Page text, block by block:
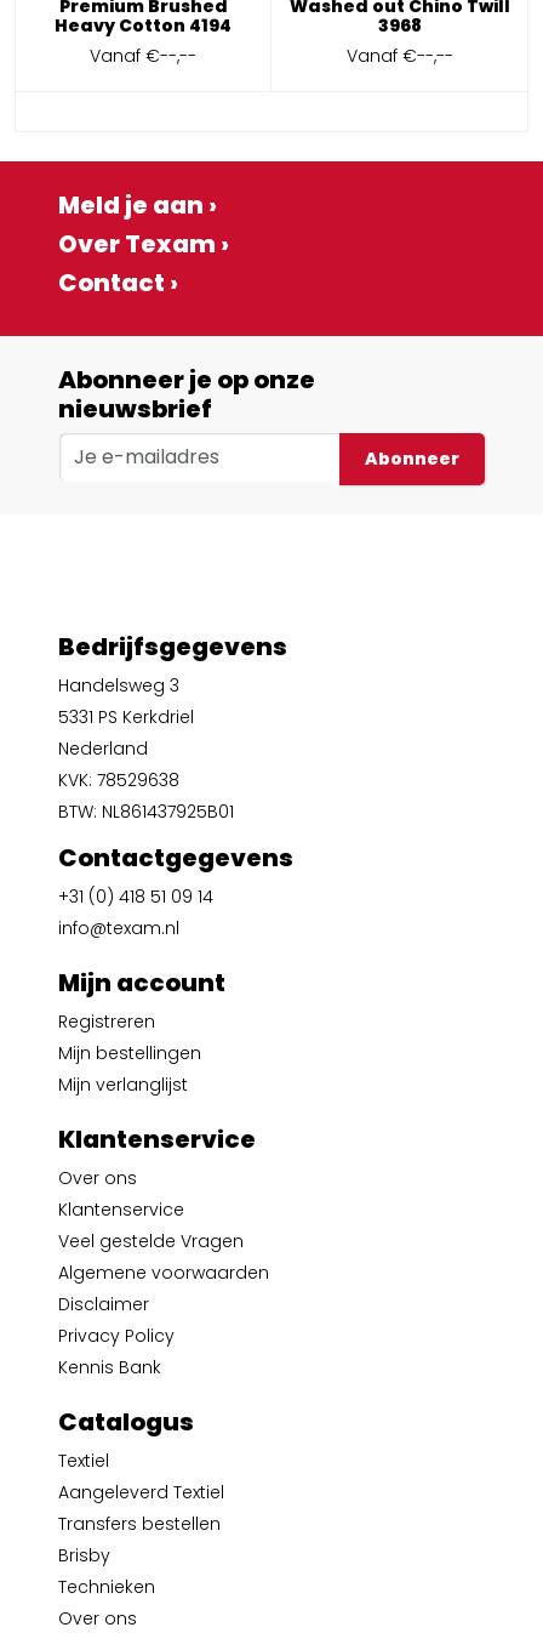
Premium Brushed
Heavy Cotton 4194
Vanaf€--,--
Washed out Chino Twill
3968
Vanaf €--,--
Meld je aan ›
Over Texam ›
Contact ›
Abonneer je op onze
nieuwsbrief
Abonneer
Bedrijfsgegevens
Handelsweg 3
5331 PS Kerkdriel
Nederland
KVK: 78529638
BTW: NL861437925B01
Contactgegevens
+31 (0) 418 51 09 14
info@texam.nl
Mijn account
Registreren
Mijn bestellingen
Mijn verlanglijst
Klantenservice
Over ons
Klantenservice
Veel gestelde Vragen
Algemene voorwaarden
Disclaimer
Privacy Policy
Kennis Bank
Catalogus
Textiel
Aangeleverd Textiel
Transfers bestellen
Brisby
Technieken
Over ons